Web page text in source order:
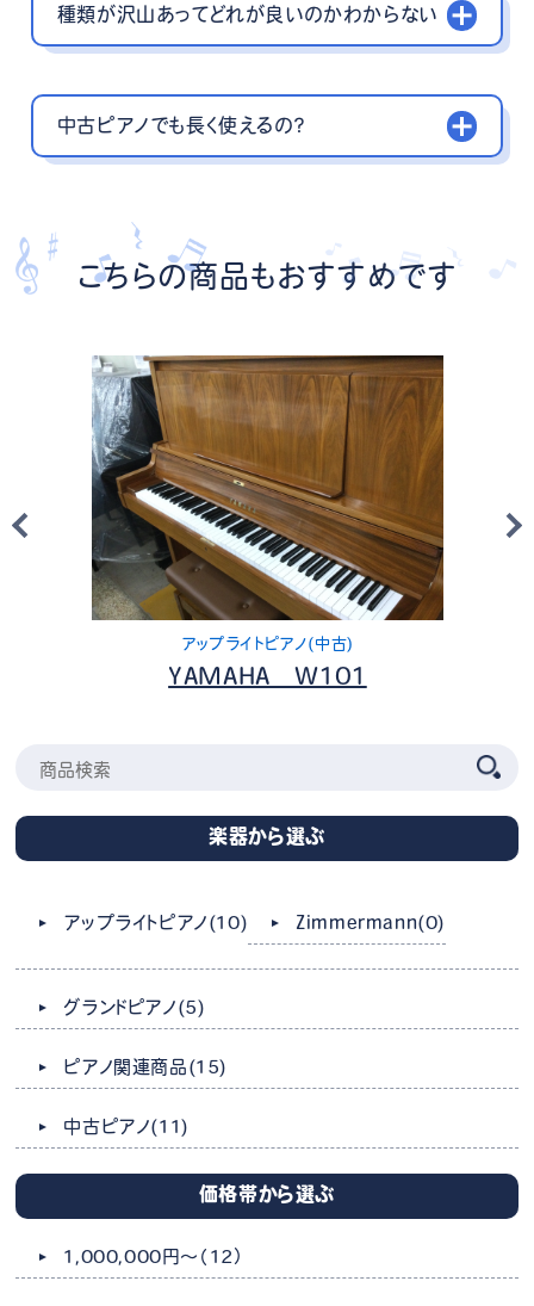
楽器から選ぶ
アップライトピアノ (10) Zimmermann(0)
グランドピアノ (5)
ピアノ関連商品 (15)
中古ピアノ(11)
価格帯から選ぶ
1,000,000円～ （12）
種類が沢山あってどれが良いのかわからない
中古ピアノでも長く使えるの？
こちらの商品もおすすめです
アップライトピアノ(中古)
YAMAHA W101